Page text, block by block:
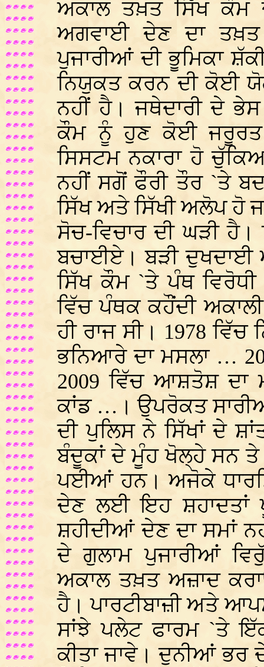
ਅਕਾਲ ਤਖ਼ਤ ਸਿੱਖ ਕੌਮ
ਅਗਵਾਈ ਦੇਣ ਦਾ
ਪੁਜਾਰੀਆਂ ਦੀ ਭੂਮਿਕਾ
ਨਿਯੁਕਤ ਕਰਨ ਦੀ ਕੋਈ
ਨਹੀਂ ਹੈ। ਜਥੇਦਾਰੀ ਦੇ
ਕੌਮ ਨੂੰ ਹੁਣ ਕੋਈ ਜਰੂਰਤ
ਸਿਸਟਮ ਨਕਾਰਾ ਹੋ
ਨਹੀਂ ਸਗੋਂ ਫੌਰੀ ਤੌਰ `ਤੇ
ਸਿੱਖ ਅਤੇ ਸਿੱਖੀ ਅਲੋਪ ਹੋ
ਸੋਚ-ਵਿਚਾਰ ਦੀ ਘੜੀ
ਬਚਾਈਏ। ਬੜੀ ਦੁਖਦਾਈ
ਸਿੱਖ ਕੌਮ `ਤੇ ਪੰਥ
ਵਿੱਚ ਪੰਥਕ ਕਹੌਂਦੀ ਅਕਾਲੀ
ਹੀ ਰਾਜ ਸੀ। 1978 ਵਿੱਚ
ਭਨਿਆਰੇ ਦਾ ਮਸਲਾ …
2009 ਵਿੱਚ ਆਸ਼ਤੋਸ਼ ਦਾ
ਕਾਂਡ …। ਉਪਰੋਕਤ
ਦੀ ਪੁਲਿਸ ਨੇ ਸਿੱਖਾਂ ਦੇ
ਬੰਦੂਕਾਂ ਦੇ ਮੂੰਹ ਖੋਲ੍ਹੇ ਸਨ ਤੇ
ਪਈਆਂ ਹਨ। ਅਜੋਕੇ
ਦੇਣ ਲਈ ਇਹ ਸ਼ਹਾਦਤਾਂ
ਸ਼ਹੀਦੀਆਂ ਦੇਣ ਦਾ ਸਮਾਂ
ਦੇ ਗੁਲਾਮ ਪੁਜਾਰੀਆਂ
ਅਕਾਲ ਤਖ਼ਤ ਅਜ਼ਾਦ
ਹੈ। ਪਾਰਟੀਬਾਜ਼ੀ ਅਤੇ
ਸਾਂਝੇ ਪਲੇਟ ਫਾਰਮ `ਤੇ
ਕੀਤਾ ਜਾਵੇ। ਦੁਨੀਆਂ ਭਰ ਦੇ